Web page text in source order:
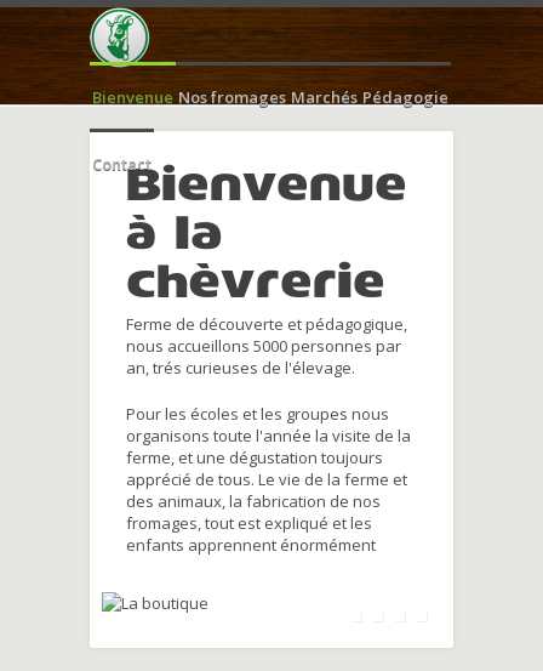
Bienvenue Nos fromages Marchés Pédagogie
ContactBienvenue
à la
chèvrerie
Ferme de découverte et pédagogique,
nous accueillons 5000 personnes par
an, trés curieuses de l'élevage.
Pour les écoles et les groupes nous
organisons toute l'année la visite de la
ferme, et une dégustation toujours
apprécié de tous. Le vie de la ferme et
des animaux, la fabrication de nos
fromages, tout est expliqué et les
enfants apprennent énormément